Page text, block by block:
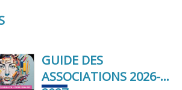
GUIDE DES
ASSOCIATIONS 2026-